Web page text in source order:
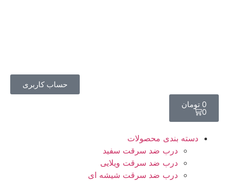
حساب کاربری
0 تومان
0
دسته بندی محصولات
درب ضد سرقت سفید
درب ضد سرقت ویلایی
درب ضد سرقت شیشه ای